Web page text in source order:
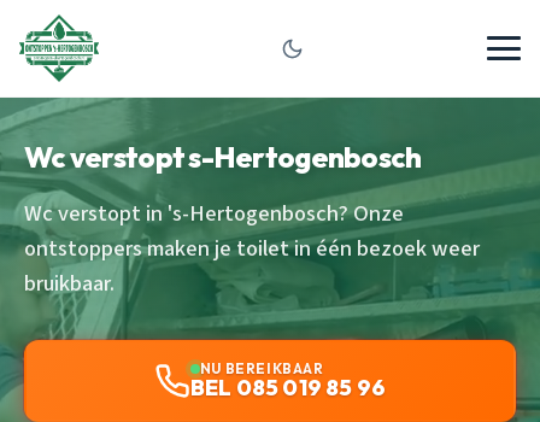
Wc verstopt s-Hertogenbosch
Wc verstopt in 's-Hertogenbosch? Onze
ontstoppers maken je toilet in één bezoek weer
bruikbaar.
NU BEREIKBAAR
BEL 085 019 85 96